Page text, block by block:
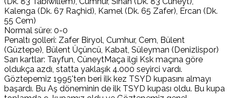
Kalenga (Dk. 67 Raçhid), Kamel (Dk. 65 Zafer), Ercan (Dk.
55 Cem)
Normal süre: 0-0
Penaltı golleri: Zafer Biryol, Cumhur, Cem, Bülent
(Güztepe), Bülent Üçüncü, Kabat, Süleyman (Denizlispor)
Sarı kartlar: Tayfun, CüneytMaça ilgi Ksk maçına göre
oldukça azdı, statta yaklaşık 4.000 seyirci vardı.
Göztepemiz 1995'ten beri ilk kez TSYD kupasını almayı
başardı. Bu Aş döneminin de ilk TSYD kupası oldu. Bu kupa